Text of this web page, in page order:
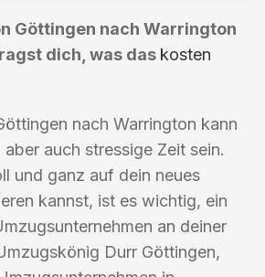
Göttingen nach Warrington
dich, was das kosten
nach Warrington kann
auch stressige Zeit sein.
und ganz auf dein neues
kannst, ist es wichtig, ein
an deiner
Durr Göttingen,